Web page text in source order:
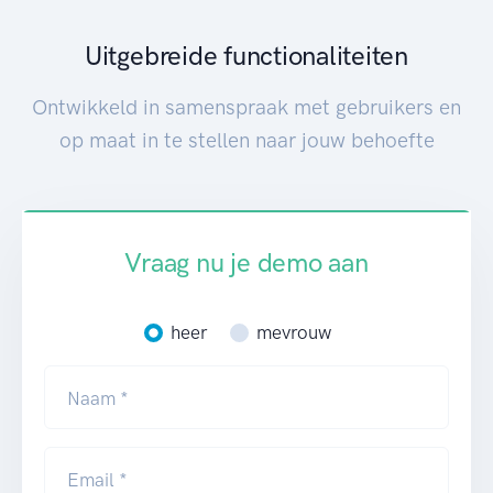
Uitgebreide functionaliteiten
Ontwikkeld in samenspraak met gebruikers en
op maat in te stellen naar jouw behoefte
Vraag nu je demo aan
heer mevrouw
Naam *
Email *